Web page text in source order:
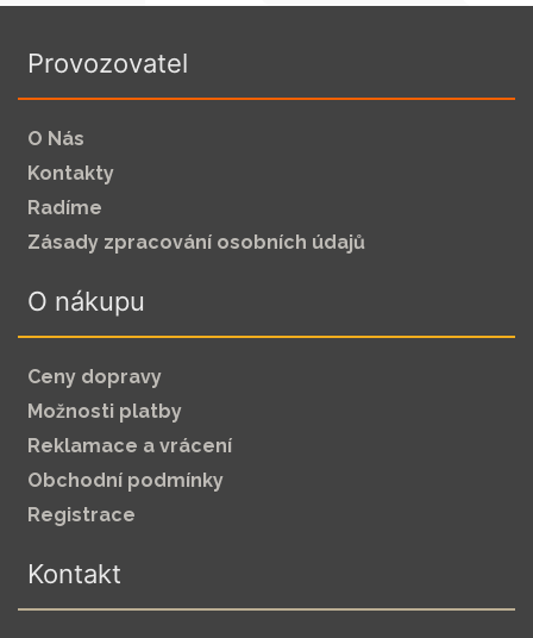
Provozovatel
O Nás
Kontakty
Radíme
Zásady zpracování osobních údajů
O nákupu
Ceny dopravy
Možnosti platby
Reklamace a vrácení
Obchodní podmínky
Registrace
Kontakt